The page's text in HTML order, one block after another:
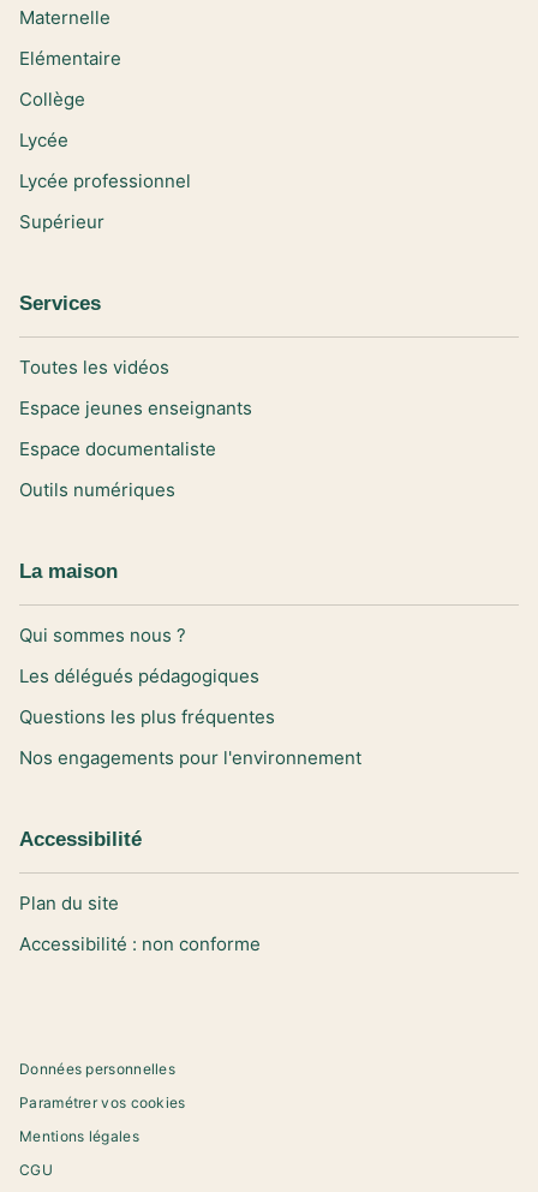
Maternelle
Elémentaire
Collège
Lycée
Lycée professionnel
Supérieur
Services
Toutes les vidéos
Espace jeunes enseignants
Espace documentaliste
Outils numériques
La maison
Qui sommes nous ?
Les délégués pédagogiques
Questions les plus fréquentes
Nos engagements pour l'environnement
Accessibilité
Plan du site
Accessibilité : non conforme
Données personnelles
Paramétrer vos cookies
Mentions légales
CGU